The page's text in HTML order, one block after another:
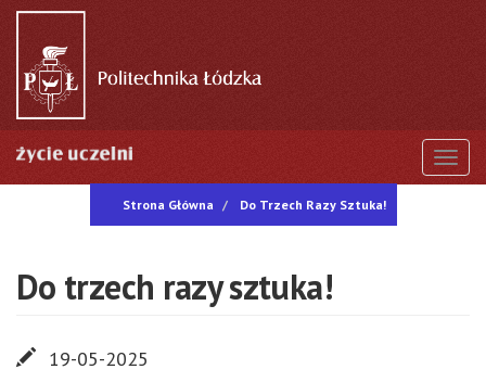
Przejdź
treści
Strona Główna Do Trzech Razy Sztuka!
Do trzech razy sztuka!
19-05-2025